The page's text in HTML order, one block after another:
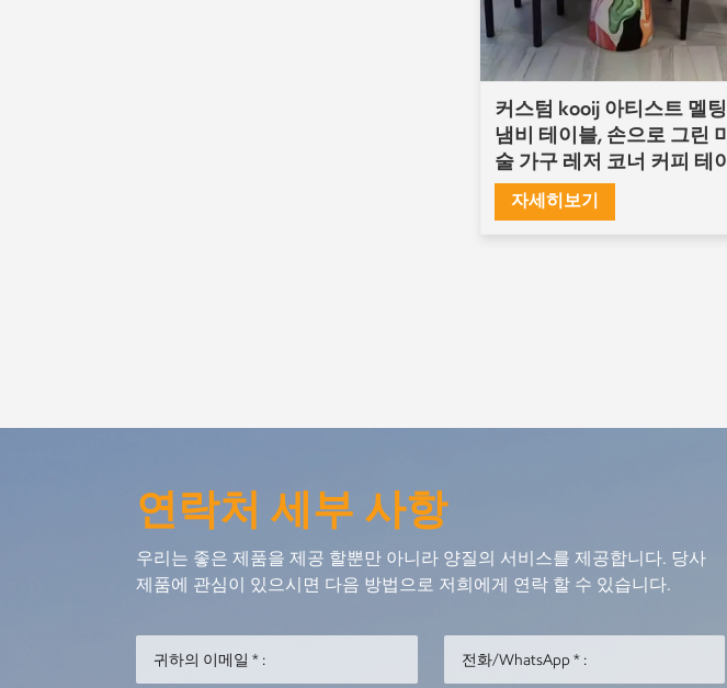
커스텀 kooij 아티스트 멜팅
냄비 테이블, 손으로 그린 미
술 가구 레저 코너 커피 테이
블
자세히보기
연락처 세부 사항
우리는 좋은 제품을 제공 할뿐만 아니라 양질의 서비스를 제공합니다. 당사
제품에 관심이 있으시면 다음 방법으로 저희에게 연락 할 수 있습니다.